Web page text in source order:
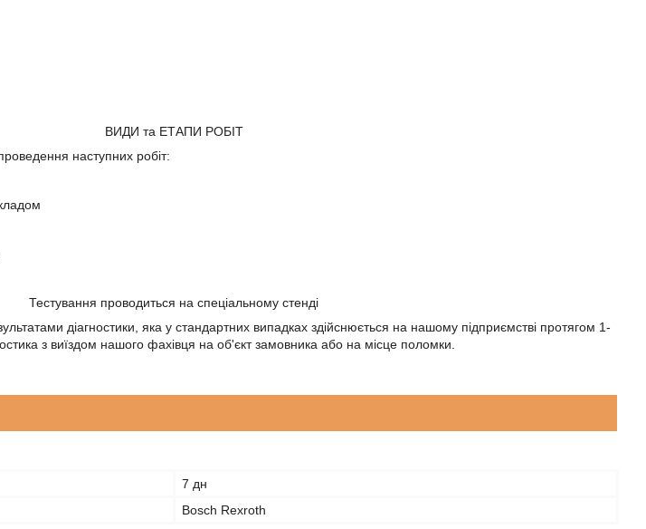
ВИДИ та ЕТАПИ РОБІТ
наступних робіт:
Тестування проводиться на спеціальному стенді
діагностики, яка у стандартних випадках здійснюється на нашому підприємстві протягом 1-
з виїздом нашого фахівця на об'єкт замовника або на місце поломки.
7 дн
Bosch Rexroth